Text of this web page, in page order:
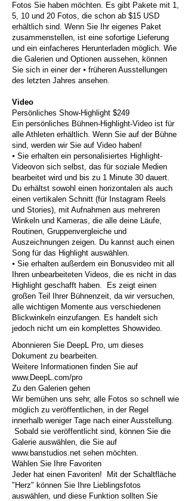
Fotos Sie haben möchten. Es gibt Pakete mit 1,
5, 10 und 20 Fotos, die schon ab $15 USD
erhältlich sind. Wenn Sie Ihr eigenes Paket
zusammenstellen, ist eine sofortige Lieferung
und ein einfacheres Herunterladen möglich. Wie
die Galerien und Optionen aussehen, können
Sie sich in einer der ⦁ früheren Ausstellungen
des letzten Jahres ansehen.
Video
Persönliches Show-Highlight $249
Ein persönliches Bühnen-Highlight-Video ist für
alle Athleten erhältlich. Wenn Sie auf der Bühne
sind, werden wir Sie auf Video haben!
⦁ Sie erhalten ein personalisiertes Highlight-
Videovon sich selbst, das für soziale Medien
bearbeitet wird und bis zu 1 Minute 30 dauert.
Du erhältst sowohl einen horizontalen als auch
einen vertikalen Schnitt (für Instagram Reels
und Stories), mit Aufnahmen aus mehreren
Winkeln und Kameras, die alle deine Läufe,
Routinen, Gruppenvergleiche und
Auszeichnungen zeigen. Du kannst auch einen
Song für das Highlight auswählen.
⦁ Sie erhalten außerdem ein Bonusvideo mit all
Ihren unbearbeiteten Videos, die es nicht in das
Highlight geschafft haben. Es zeigt einen
großen Teil Ihrer Bühnenzeit, da wir versuchen,
alle wichtigen Momente aus verschiedenen
Blickwinkeln einzufangen. Es handelt sich
jedoch nicht um ein komplettes Showvideo.
Abonnieren Sie DeepL Pro, um dieses
Dokument zu bearbeiten.
Weitere Informationen finden Sie auf
www.DeepL.com/pro
Zu den Galerien gehen
Wir bemühen uns sehr, alle Fotos so schnell wie
möglich zu veröffentlichen, in der Regel
innerhalb weniger Tage nach einer Ausstellung.
Sobald sie veröffentlicht sind, können Sie die
Galerie auswählen, die Sie auf
www.banstudios.net sehen möchten.
Wählen Sie Ihre Favoriten
Jeder hat einen Favoriten! Mit der Schaltfläche
"Herz" können Sie Ihre Lieblingsfotos
auswählen, und diese Funktion sollten Sie